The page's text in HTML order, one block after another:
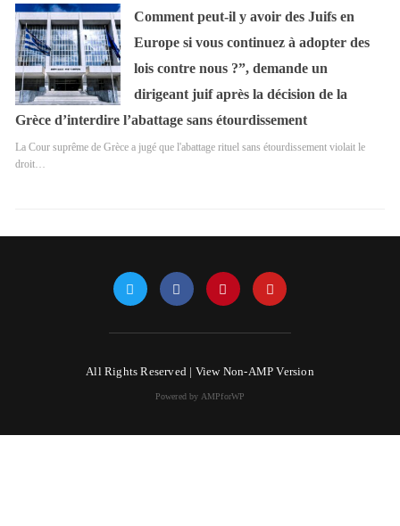
Comment peut-il y avoir des Juifs en
Europe si vous continuez à adopter des
lois contre nous ?”, demande un
dirigeant juif après la décision de la
Grèce d’interdire l’abattage sans étourdissement
La Cour suprême de Grèce a jugé que l'abattage rituel sans étourdissement violait le
droit…
All Rights Reserved | View Non-AMP Version
Powered by AMPforWP